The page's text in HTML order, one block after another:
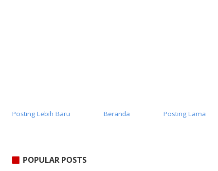
Posting Lebih Baru Posting Lama
Beranda
POPULAR POSTS